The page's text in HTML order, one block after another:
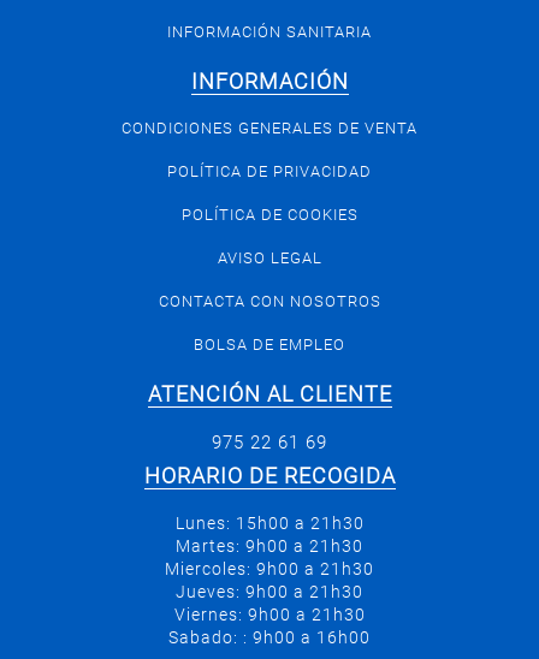
INFORMACIÓN SANITARIA
INFORMACIÓN
CONDICIONES GENERALES DE VENTA
POLÍTICA DE PRIVACIDAD
POLÍTICA DE COOKIES
AVISO LEGAL
CONTACTA CON NOSOTROS
BOLSA DE EMPLEO
ATENCIÓN AL CLIENTE
975 22 61 69
HORARIO DE RECOGIDA
Lunes: 15h00 a 21h30
Martes: 9h00 a 21h30
Miercoles: 9h00 a 21h30
Jueves: 9h00 a 21h30
Viernes: 9h00 a 21h30
Sabado: : 9h00 a 16h00